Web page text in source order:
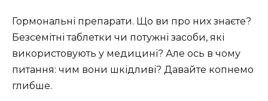
Гормональні препарати. Що ви про них знаєте?
Безсемітні таблетки чи потужні засоби, які
використовують у медицині? Але ось в чому
питання: чим вони шкідливі? Давайте копнемо
глибше.